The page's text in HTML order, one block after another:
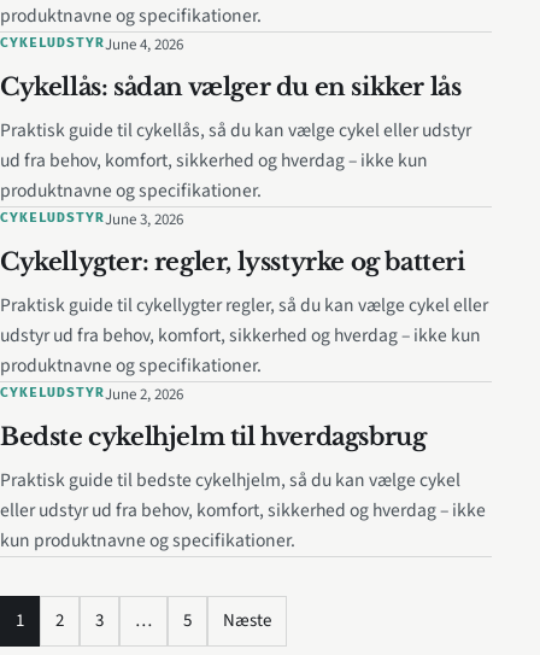
produktnavne og specifikationer.
CYKELUDSTYRJune 4, 2026
Cykellås: sådan vælger du en sikker lås
Praktisk guide til cykellås, så du kan vælge cykel eller udstyr
ud fra behov, komfort, sikkerhed og hverdag – ikke kun
produktnavne og specifikationer.
CYKELUDSTYRJune 3, 2026
Cykellygter: regler, lysstyrke og batteri
Praktisk guide til cykellygter regler, så du kan vælge cykel eller
udstyr ud fra behov, komfort, sikkerhed og hverdag – ikke kun
produktnavne og specifikationer.
CYKELUDSTYRJune 2, 2026
Bedste cykelhjelm til hverdagsbrug
Praktisk guide til bedste cykelhjelm, så du kan vælge cykel
eller udstyr ud fra behov, komfort, sikkerhed og hverdag – ikke
kun produktnavne og specifikationer.
1 2 3 … 5 Næste